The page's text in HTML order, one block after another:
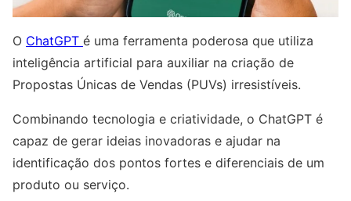
O ChatGPT é uma ferramenta poderosa que utiliza
inteligência artificial para auxiliar na criação de
Propostas Únicas de Vendas (PUVs) irresistíveis.
Combinando tecnologia e criatividade, o ChatGPT é
capaz de gerar ideias inovadoras e ajudar na
identificação dos pontos fortes e diferenciais de um
produto ou serviço.